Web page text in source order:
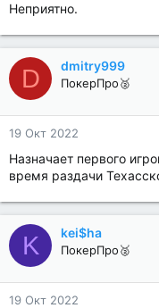
Неприятно.
D dmitry999
ПокерПро🥈
19 Окт 2022
Назначает первого
время раздачи
K kei$ha
ПокерПро🥈
19 Окт 2022